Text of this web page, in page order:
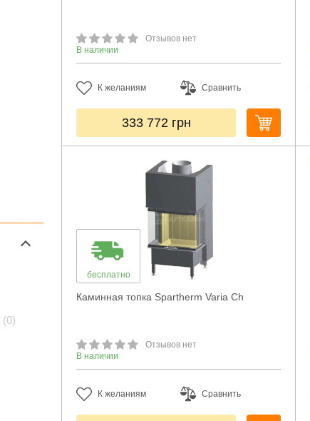
(0)
Отзывов нет
В наличии
К желаниям Сравнить
333 772 грн
бесплатно
Каминная топка Spartherm Varia Ch
Отзывов нет
В наличии
К желаниям Сравнить